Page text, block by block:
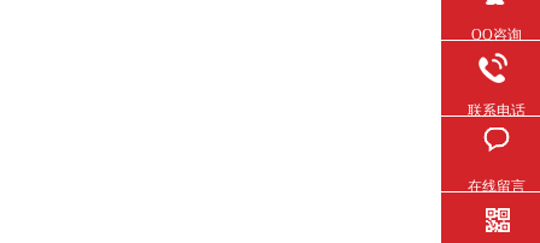
QQ咨询
联系电话
在线留言